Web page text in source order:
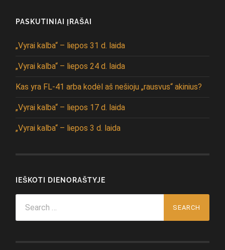
PASKUTINIAI ĮRAŠAI
„Vyrai kalba“ – liepos 31 d. laida
„Vyrai kalba“ – liepos 24 d. laida
Kas yra FL-41 arba kodėl aš nešioju „rausvus“ akinius?
„Vyrai kalba“ – liepos 17 d. laida
„Vyrai kalba“ – liepos 3 d. laida
IEŠKOTI DIENORAŠTYJE
for: